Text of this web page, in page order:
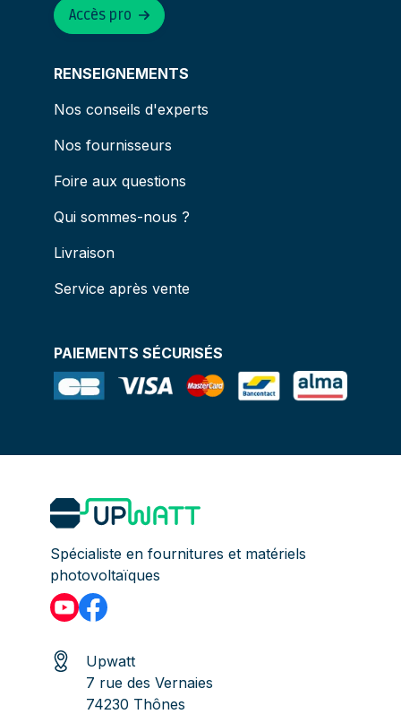
RENSEIGNEMENTS
Nos conseils d'experts
Nos fournisseurs
Foire aux questions
Qui sommes-nous ?
Livraison
Service après vente
Accès pro
PAIEMENTS SÉCURISÉS
Spécialiste en fournitures et matériels
photovoltaïques
Upwatt
7 rue des Vernaies
74230 Thônes